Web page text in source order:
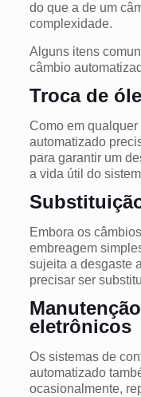
do que a de um
complexidade.
Alguns itens
câmbio
Troca de
Como em
automatizado
para garantir um
a vida útil do
Embora os
embreagem
sujeita a desgaste
precisar ser
eletrônicos
Os sistemas de
automatizado
ocasionalmente,